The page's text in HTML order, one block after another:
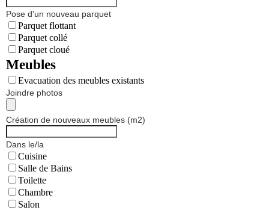
Pose d'un nouveau parquet
Parquet flottant
Parquet collé
Parquet cloué
Meubles
Evacuation des meubles existants
Joindre photos
Création de nouveaux meubles (m2)
Dans le/la
Cuisine
Salle de Bains
Toilette
Chambre
Salon